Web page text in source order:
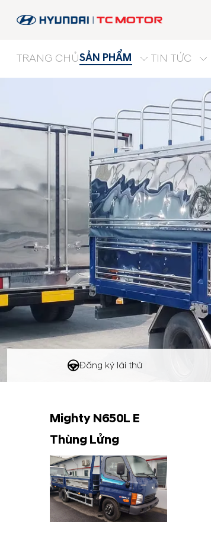
TRANG CHỦSẢN PHẨM TIN TỨC
Đăng ký lái thử
Mighty N650L E
Thùng Lửng